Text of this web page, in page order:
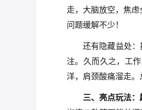
走，大脑放空，焦
问题缓解不少！
还有隐藏益处
注。久而久之，工
洋，肩颈酸痛溜走。
三、亮点玩法